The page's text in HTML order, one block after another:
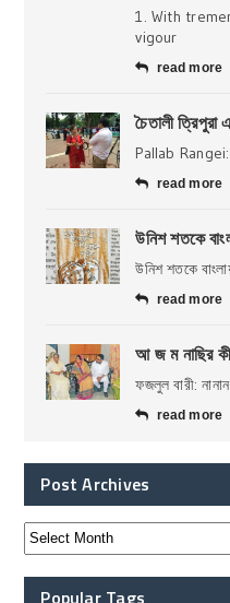
1. With
vigour
read more
চৈতালী
Pallab Rangei:
read more
উনিশ শতকে
উনিশ শতকে
read more
আ জ ম নাছির কী
ফজলুল বারী:
read more
Post Archives
Popular Tags